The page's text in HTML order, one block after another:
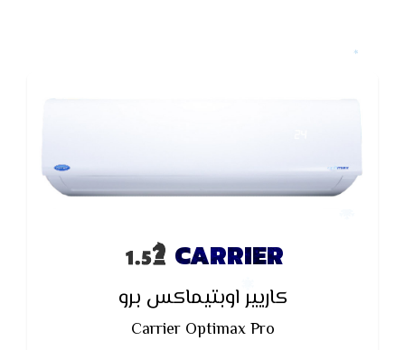
CARRIER
كاريير اوبتيماكس برو
Carrier Optimax Pro